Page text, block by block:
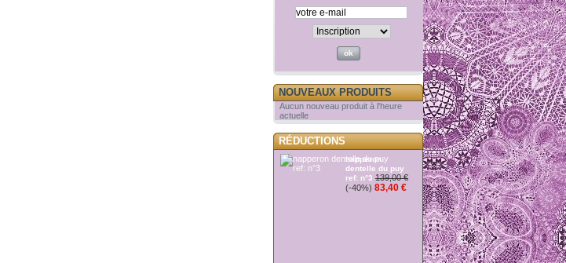
NOUVEAUX PRODUITS
Aucun nouveau produit à l'heure
actuelle
RÉDUCTIONS
napperon
dentelle du puy
ref: n°3 139,00 €
(-40%) 83,40 €